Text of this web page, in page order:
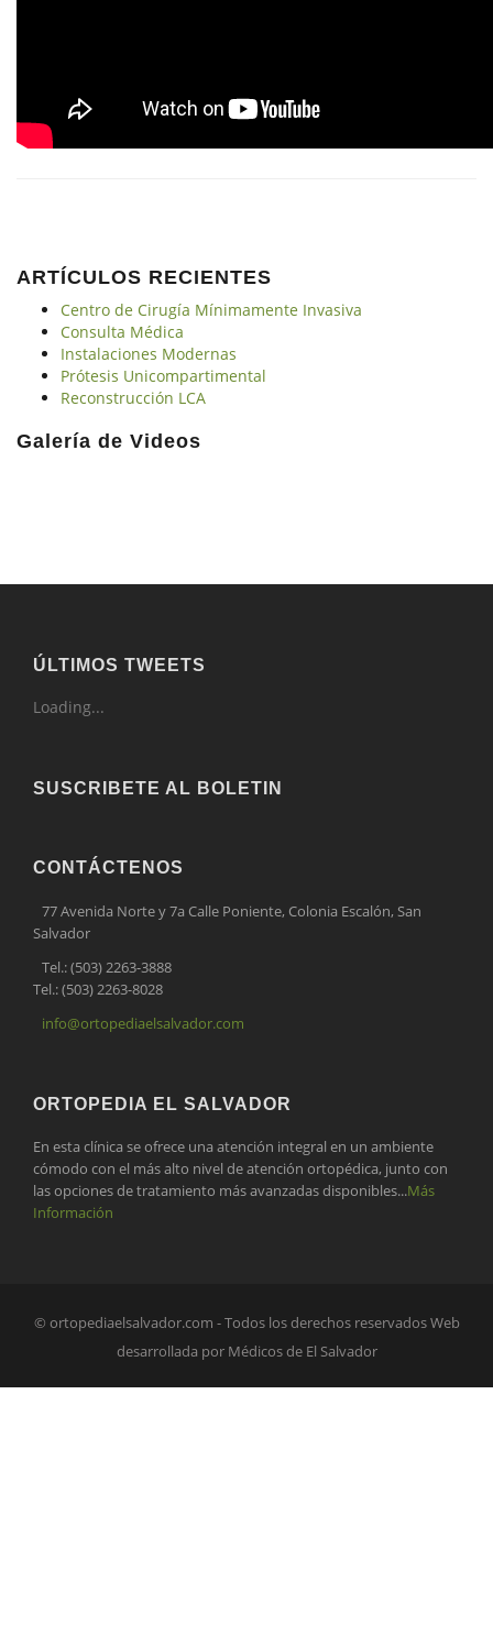
ARTÍCULOS RECIENTES
Centro de Cirugía Mínimamente Invasiva
Consulta Médica
Instalaciones Modernas
Prótesis Unicompartimental
Reconstrucción LCA
Galería de Videos
ÚLTIMOS TWEETS
Loading...
SUSCRIBETE AL BOLETIN
CONTÁCTENOS
77 Avenida Norte y 7a Calle Poniente, Colonia Escalón, San
Salvador
Tel.: (503) 2263-3888
Tel.: (503) 2263-8028
info@ortopediaelsalvador.com
ORTOPEDIA EL SALVADOR
En esta clínica se ofrece una atención integral en un ambiente
cómodo con el más alto nivel de atención ortopédica, junto con
las opciones de tratamiento más avanzadas disponibles...Más
Información
© ortopediaelsalvador.com - Todos los derechos reservados Web
desarrollada por Médicos de El Salvador